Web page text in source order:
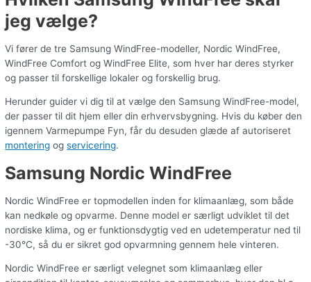
jeg vælge?
Vi fører de tre Samsung WindFree-modeller, Nordic WindFree,
WindFree Comfort og WindFree Elite, som hver har deres styrker
og passer til forskellige lokaler og forskellig brug.
Herunder guider vi dig til at vælge den Samsung WindFree-model,
der passer til dit hjem eller din erhvervsbygning. Hvis du køber den
igennem Varmepumpe Fyn, får du desuden glæde af autoriseret
montering ogservicering.
Samsung Nordic WindFree
Nordic WindFree er topmodellen inden for klimaanlæg, som både
kan nedkøle og opvarme. Denne model er særligt udviklet til det
nordiske klima, og er funktionsdygtig ved en udetemperatur ned til
-30°C, så du er sikret god opvarmning gennem hele vinteren.
Nordic WindFree er særligt velegnet som klimaanlæg eller